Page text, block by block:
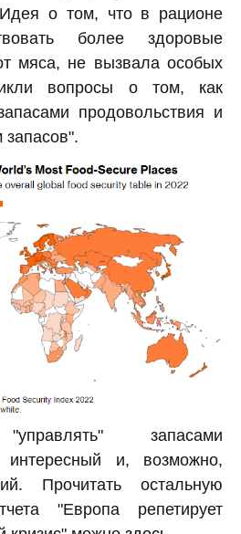
о том, что в рационе
более здоровые
мяса, не вызвала особых
вопросы о том, как
продовольствия и
запасов".
запасами
интересный и, возможно,
Прочитать остальную
"Европа репетирует